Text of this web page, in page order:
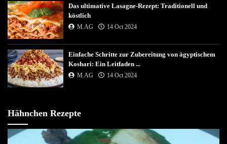
Das ultimative Lasagne-Rezept: Traditionell und
köstlich
M.AG 14 Oct 2024
Einfache Schritte zur Zubereitung von ägyptischem
Koshari: Ein Leitfaden ...
M.AG 14 Oct 2024
Hähnchen Rezepte